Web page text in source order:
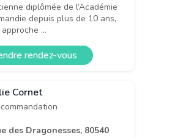
diplômée de l’Académie
depuis plus de 10 ans,
approche ...
rendez-vous
Cornet
des Dragonesses, 80540